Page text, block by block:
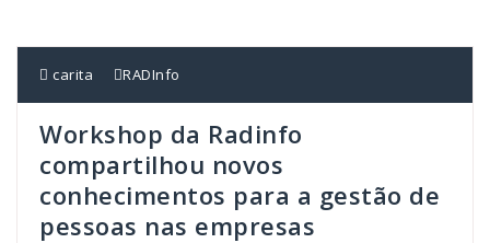
carita RADInfo
Workshop da Radinfo
compartilhou novos
conhecimentos para a gestão de
pessoas nas empresas